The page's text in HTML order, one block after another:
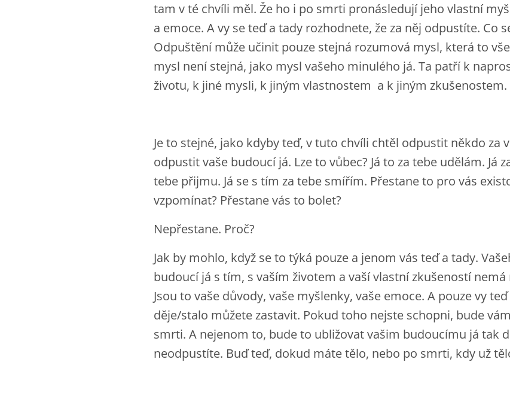
tam v té chvíli měl. Že ho i po smrti pronásledují jeho vlastní
a emoce. A vy se teď a tady rozhodnete, že za něj odpustíte. Co
Odpuštění může učinit pouze stejná rozumová mysl, která to
mysl není stejná, jako mysl vašeho minulého já. Ta patří k
životu, k jiné mysli, k jiným vlastnostem a k jiným zkušenostem.
Je to stejné, jako kdyby teď, v tuto chvíli chtěl odpustit někdo za
odpustit vaše budoucí já. Lze to vůbec? Já to za tebe udělám. Já
tebe přijmu. Já se s tím za tebe smířím. Přestane to pro vás
vzpomínat? Přestane vás to bolet?
Nepřestane. Proč?
Jak by mohlo, když se to týká pouze a jenom vás teď a tady.
budoucí já s tím, s vaším životem a vaší vlastní zkušeností
Jsou to vaše důvody, vaše myšlenky, vaše emoce. A pouze vy
děje/stalo můžete zastavit. Pokud toho nejste schopni, bude
smrti. A nejenom to, bude to ubližovat vašim budoucímu já tak
neodpustíte. Buď teď, dokud máte tělo, nebo po smrti, kdy už